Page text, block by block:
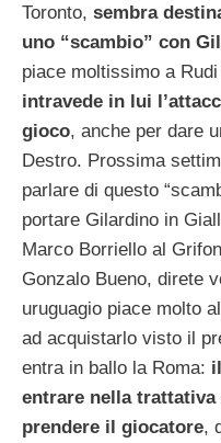
Toronto, sembra
uno “scambio” con
piace moltissimo a
intravede in lui
gioco, anche per dare
Destro. Prossima
parlare di questo
portare Gilardino in
Marco Borriello al
Gonzalo Bueno, direte
uruguagio piace molto
ad acquistarlo visto il
entra in ballo la Roma:
entrare nella trattativa
prendere il giocatore,